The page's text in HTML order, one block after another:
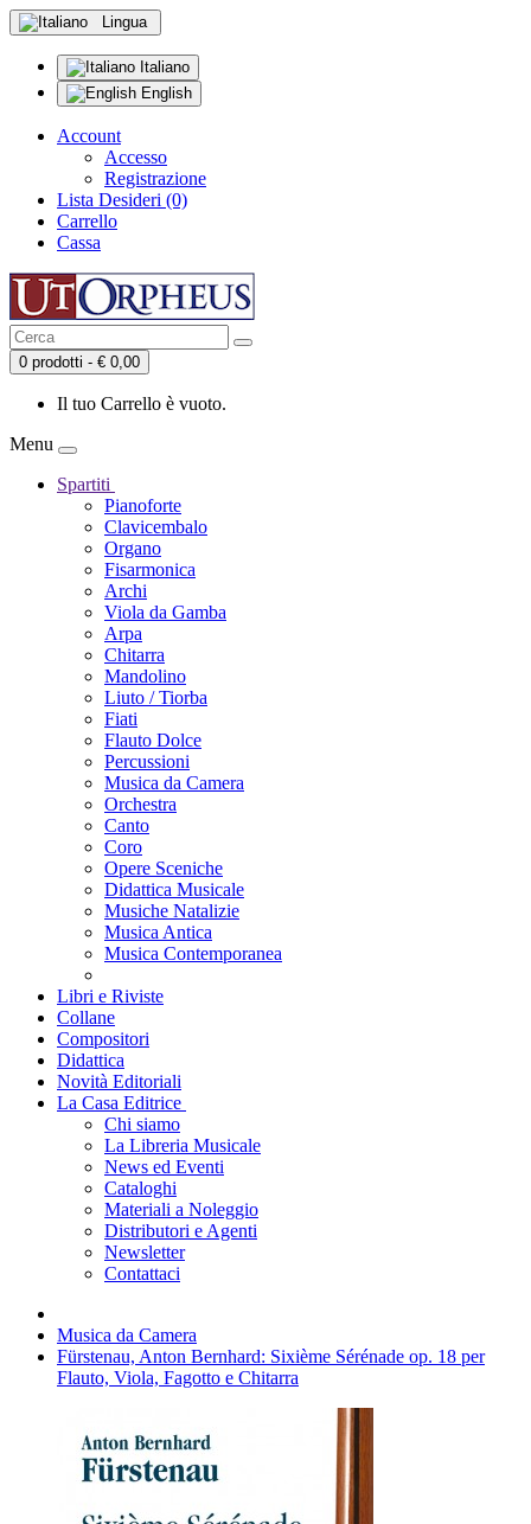
Lingua
Italiano
English
Account
Accesso
Registrazione
Lista Desideri (0)
Carrello
Cassa
0 prodotti - € 0,00
Il tuo Carrello è vuoto.
Menu
Spartiti
Pianoforte
Clavicembalo
Organo
Fisarmonica
Archi
Viola da Gamba
Arpa
Chitarra
Mandolino
Liuto / Tiorba
Fiati
Flauto Dolce
Percussioni
Musica da Camera
Orchestra
Canto
Coro
Opere Sceniche
Didattica Musicale
Musiche Natalizie
Musica Antica
Musica Contemporanea
Libri e Riviste
Collane
Compositori
Didattica
Novità Editoriali
La Casa Editrice
Chi siamo
La Libreria Musicale
News ed Eventi
Cataloghi
Materiali a Noleggio
Distributori e Agenti
Newsletter
Contattaci
Musica da Camera
Fürstenau, Anton Bernhard: Sixième Sérénade op. 18 per
Flauto, Viola, Fagotto e Chitarra